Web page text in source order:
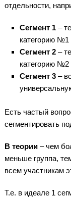
отдельности,
Сегмент 1–
категорию №1
Сегмент 2–
категорию №2
Сегмент 3–
Есть частый
сегментировать
В теории– чем
меньше группа,
всем участникам
Т.е. в идеале 1